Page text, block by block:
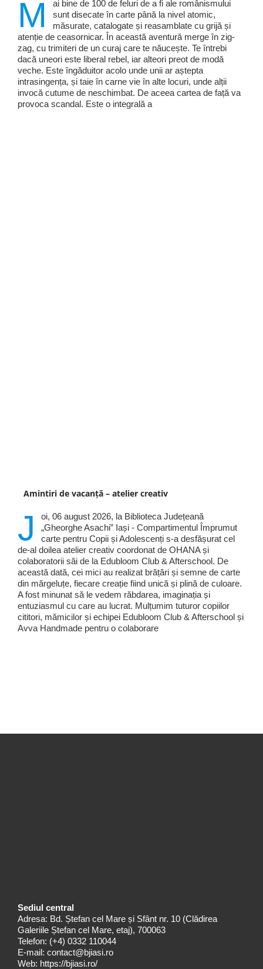
M
ai bine de 100 de feluri de a fi ale românismului
sunt disecate în carte până la nivel atomic,
măsurate, catalogate și reasamblate cu grijă și
atenție de ceasornicar. În această aventură merge în zig-
zag, cu trimiteri de un curaj care te năucește. Te întrebi
dacă uneori este liberal rebel, iar alteori preot de modă
veche. Este îngăduitor acolo unde unii ar aștepta
intrasingența, și taie în carne vie în alte locuri, unde alții
invocă cutume de neschimbat. De aceea cartea de față va
provoca scandal. Este o integrală a
Amintiri de vacanță – atelier creativ
J
oi, 06 august 2026, la Biblioteca Județeană
„Gheorghe Asachi” Iași - Compartimentul Împrumut
carte pentru Copii și Adolescenți s-a desfășurat cel
de-al doilea atelier creativ coordonat de OHANA și
colaboratorii săi de la Edubloom Club & Afterschool. De
această dată, cei mici au realizat brățări și semne de carte
din mărgeluțe, fiecare creație fiind unică și plină de culoare.
A fost minunat să le vedem răbdarea, imaginația și
entuziasmul cu care au lucrat. Mulțumim tuturor copiilor
cititori, mămicilor și echipei Edubloom Club & Afterschool și
Avva Handmade pentru o colaborare
Sediul central
Adresa: Bd. Ștefan cel Mare și Sfânt nr. 10 (Clădirea
Galeriile Ștefan cel Mare, etaj), 700063
Telefon: (+4) 0332 110044
E-mail: contact@bjiasi.ro
Web: https://bjiasi.ro/